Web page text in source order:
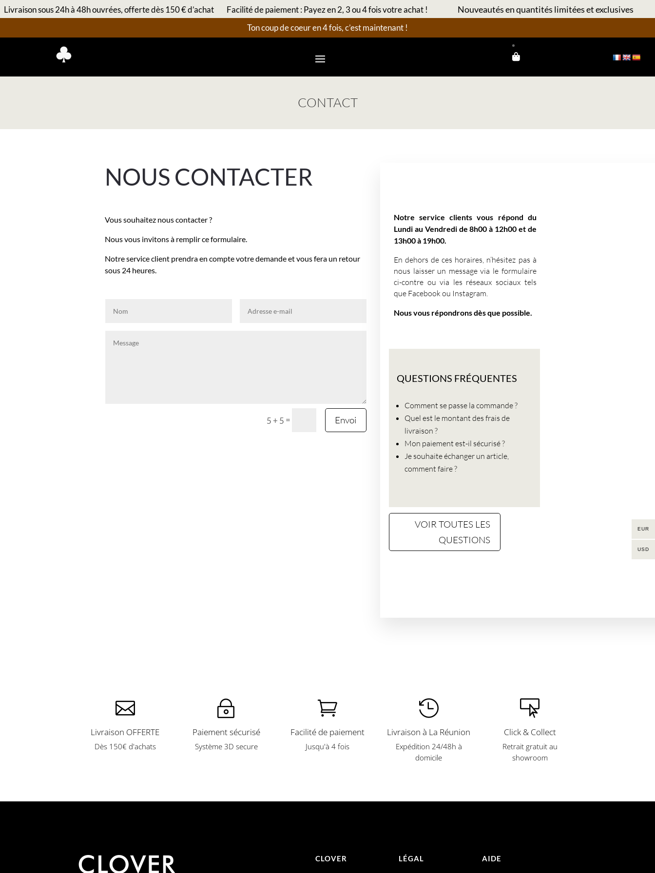
Livraison sous 24h à 48h ouvrées, offerte dès 150 € d’achat Facilité de paiement : Payez en 2, 3 ou 4 fois votre achat ! Nouveautés en quantités limitées et exclusives
Ton coup de coeur en 4 fois, c’est maintenant !
CONTACT
NOUS CONTACTER
Vous souhaitez nous contacter ?
Nous vous invitons à remplir ce formulaire.
Notre service client prendra en compte votre demande et vous fera un retour
sous 24 heures.
5 + 5 = Envoi
Notre service clients vous répond du
Lundi au Vendredi de 8h00 à 12h00 et de
13h00 à 19h00.
En dehors de ces horaires, n’hésitez pas à
nous laisser un message via le formulaire
ci-contre ou via les réseaux sociaux tels
que Facebook ou Instagram.
Nous vous répondrons dès que possible.
QUESTIONS FRÉQUENTES
Comment se passe la commande ?
Quel est le montant des frais de
livraison ?
Mon paiement est-il sécurisé ?
Je souhaite échanger un article,
comment faire ?
VOIR TOUTES LES
QUESTIONS

Livraison OFFERTE
Dès 150€ d'achats
~
Paiement sécurisé
Système 3D secure

Facilité de paiement
Jusqu'à 4 fois

Livraison à La Réunion
Expédition 24/48h à
domicile

Click & Collect
Retrait gratuit au
showroom
CLOVER LÉGAL AIDE
EUR
USD